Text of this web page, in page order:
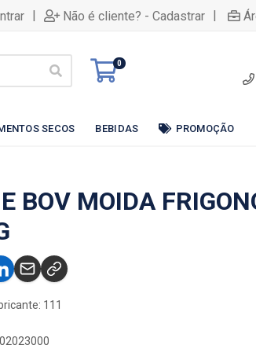
| Não é cliente? - Cadastrar |
0
SECOS BEBIDAS PROMOÇÃO
BOV MOIDA
111